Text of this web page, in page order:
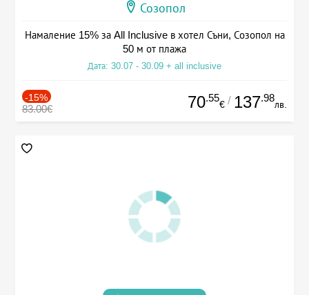
Созопол
Намаление 15% за All Inclusive в хотел Съни, Созопол на
50 м от плажа
Дата: 30.07 - 30.09 + all inclusive
-15%
83.00€ 70.55
€ / 137.98
лв.